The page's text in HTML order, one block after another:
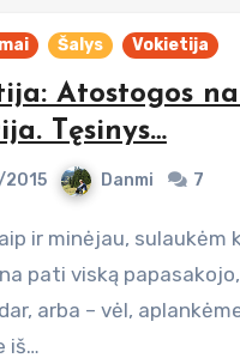
Šalys Vokietija
Atostogos
Tęsinys…
Danmi 7
pati viską
arba – vėl,
iš…